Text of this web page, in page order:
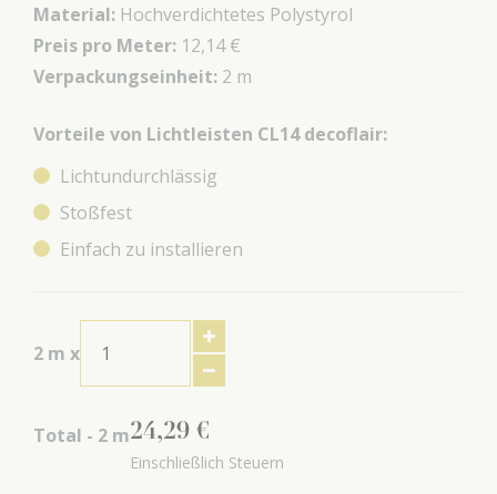
Material: Hochverdichtetes Polystyrol
Preis pro Meter: 12,14 €
Verpackungseinheit: 2 m
Vorteile von Lichtleisten CL14 decoflair:
Lichtundurchlässig
Stoßfest
Einfach zu installieren
2 m x
Total - 2 m24,29 €
Einschließlich Steuern